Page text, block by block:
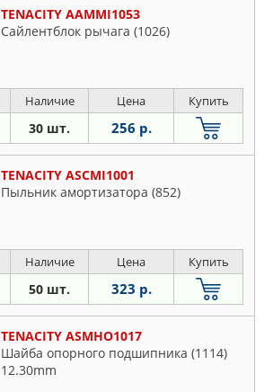
TENACITY AAMMI1053
Сайлентблок рычага (1026)
Наличие Цена Купить
30 шт. 256 р.
TENACITY ASCMI1001
Пыльник амортизатора (852)
Наличие Цена Купить
50 шт. 323 р.
TENACITY ASMHO1017
Шайба опорного подшипника (1114)
12.30mm